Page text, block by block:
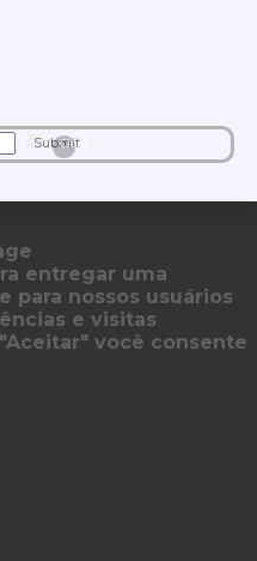
Submit
Clear
entregar uma
para nossos usuários
e visitas
você consente